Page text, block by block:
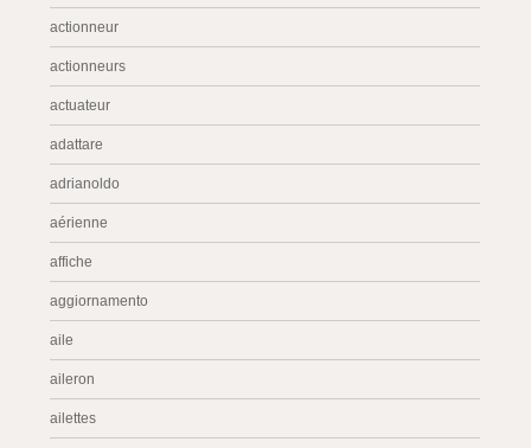
actionneur
actionneurs
actuateur
adattare
adrianoldo
aérienne
affiche
aggiornamento
aile
aileron
ailettes